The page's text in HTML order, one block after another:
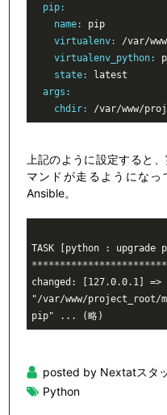
  pip:
    name:
pip
    virtualenv:
/var/
    virtualenv_python:
    state:
  args:
    chdir:
/var/
上記のように設定すると
マンドが走るようにな
Ansible。
********************
changed: [127.0.0.1]
"/var/www/
posted by Nextatスタ
Python